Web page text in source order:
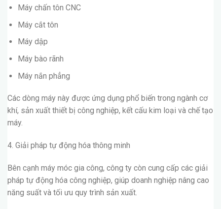
Máy chấn tôn CNC
Máy cắt tôn
Máy dập
Máy bào rãnh
Máy nắn phẳng
Các dòng máy này được ứng dụng phổ biến trong ngành cơ
khí, sản xuất thiết bị công nghiệp, kết cấu kim loại và chế tạo
máy.
4. Giải pháp tự động hóa thông minh
Bên cạnh máy móc gia công, công ty còn cung cấp các giải
pháp tự động hóa công nghiệp, giúp doanh nghiệp nâng cao
năng suất và tối ưu quy trình sản xuất.